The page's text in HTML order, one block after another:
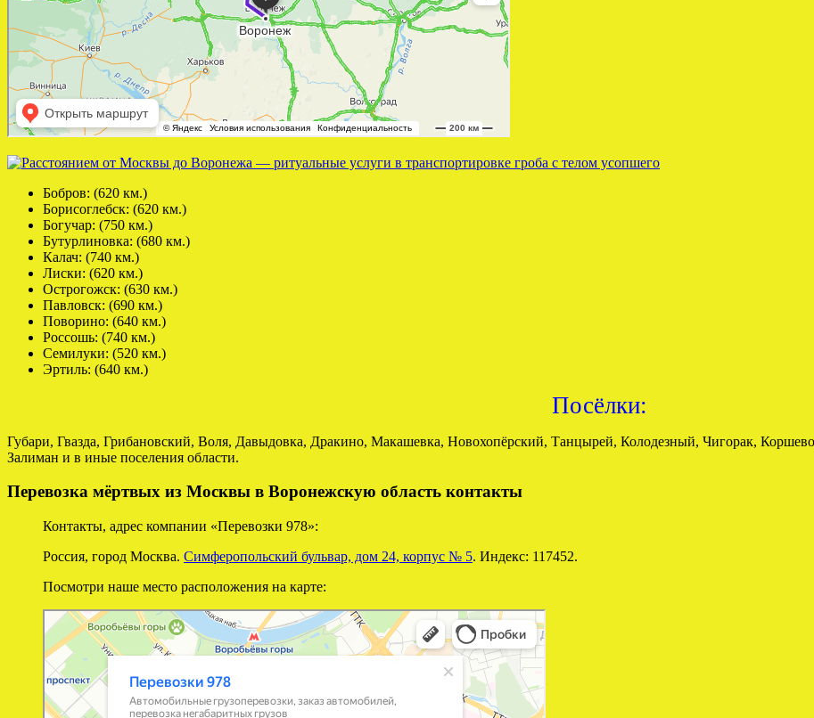
Бобров: (620 км.)
Борисоглебск: (620 км.)
Богучар: (750 км.)
Бутурлиновка: (680 км.)
Калач: (740 км.)
Лиски: (620 км.)
Острогожск: (630 км.)
Павловск: (690 км.)
Поворино: (640 км.)
Россошь: (740 км.)
Семилуки: (520 км.)
Эртиль: (640 км.)
Посёлки:
Губари, Гвазда, Грибановский, Воля, Давыдовка, Дракино, Макашевка, Новохопёрский, Танцырей, Колодезный, Чигорак,
Залиман и в иные поселения области.
Перевозка мёртвых из Москвы в Воронежскую область контакты
Контакты, адрес компании «Перевозки 978»:
Россия, город Москва. Симферопольский бульвар, дом 24, корпус № 5. Индекс: 117452.
Посмотри наше место расположения на карте:
Перевозки 978
Перевозка негабаритных грузов в Москве
Автомобильные грузоперевозки в Москве